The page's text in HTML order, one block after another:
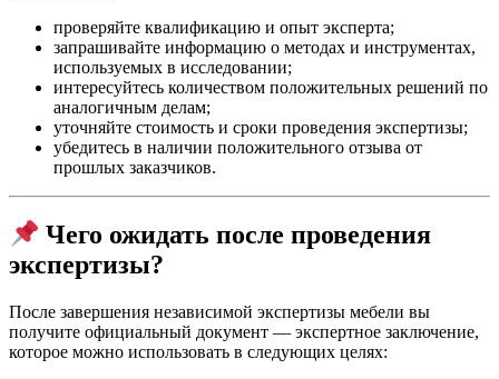
проверяйте квалификацию и опыт эксперта;
запрашивайте информацию о методах и инструментах,
используемых в исследовании;
интересуйтесь количеством положительных решений по
аналогичным делам;
уточняйте стоимость и сроки проведения экспертизы;
убедитесь в наличии положительного отзыва от
прошлых заказчиков.
Чего ожидать после проведения
экспертизы?
После завершения независимой экспертизы мебели вы
получите официальный документ — экспертное заключение,
которое можно использовать в следующих целях: